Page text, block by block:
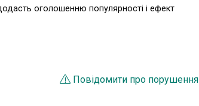
оголошенню популярності і ефект
Повідомити про порушення